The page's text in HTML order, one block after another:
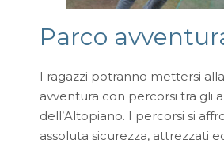
Parco
I ragazzi potranno mettersi
avventura con percorsi tra gli
dell’Altopiano. I percorsi si
assoluta sicurezza, attrezzati